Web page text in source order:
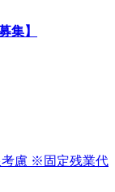
集】
考慮 ※固定残業代